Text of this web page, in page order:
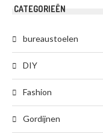
CATEGORIEËN
bureaustoelen
DIY
Fashion
Gordijnen